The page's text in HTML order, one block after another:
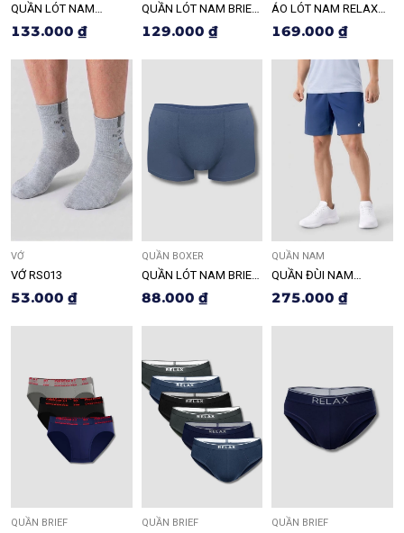
QUẦN LÓT NAM
BOXER RLTK075
133.000 ₫
QUẦN LÓT NAM BRIEF
RLTK074
129.000 ₫
ÁO LÓT NAM RELAX
RA001
169.000 ₫
VỚ
VỚ RS013
53.000 ₫
QUẦN BOXER
QUẦN LÓT NAM BRIEF
RLTK080
88.000 ₫
QUẦN NAM
QUẦN ĐÙI NAM
RDOS005
275.000 ₫
QUẦN BRIEF QUẦN BRIEF QUẦN BRIEF